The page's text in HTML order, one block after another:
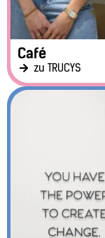
Café
zu TRUCYS